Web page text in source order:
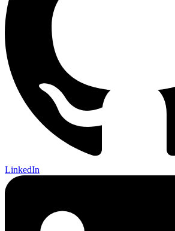
LinkedIn